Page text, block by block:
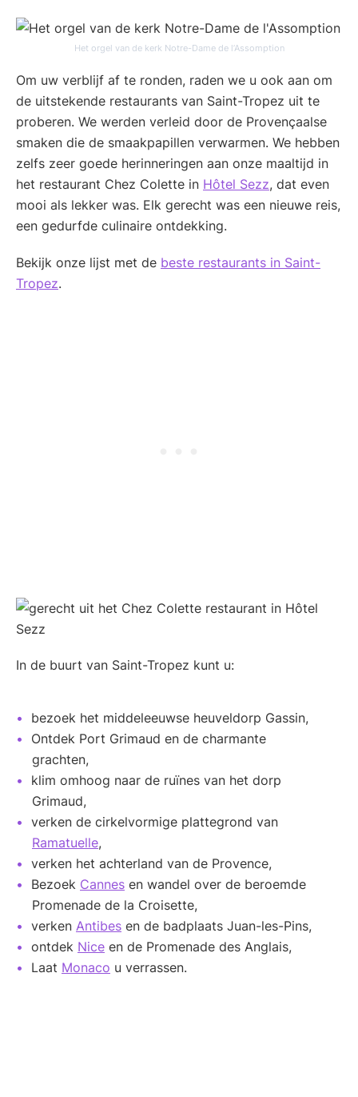
Het orgel van de kerk Notre-Dame de l’Assomption
Om uw verblijf af te ronden, raden we u ook aan om
de uitstekende restaurants van Saint-Tropez uit te
proberen. We werden verleid door de Provençaalse
smaken die de smaakpapillen verwarmen. We hebben
zelfs zeer goede herinneringen aan onze maaltijd in
het restaurant Chez Colette in Hôtel Sezz, dat even
mooi als lekker was. Elk gerecht was een nieuwe reis,
een gedurfde culinaire ontdekking.
Bekijk onze lijst met de beste restaurants in Saint-
Tropez.
In de buurt van Saint-Tropez kunt u:
bezoek het middeleeuwse heuveldorp Gassin,
Ontdek Port Grimaud en de charmante
grachten,
klim omhoog naar de ruïnes van het dorp
Grimaud,
verken de cirkelvormige plattegrond van
Ramatuelle,
verken het achterland van de Provence,
Bezoek Cannes en wandel over de beroemde
Promenade de la Croisette,
verken Antibes en de badplaats Juan-les-Pins,
ontdek Nice en de Promenade des Anglais,
Laat Monaco u verrassen.